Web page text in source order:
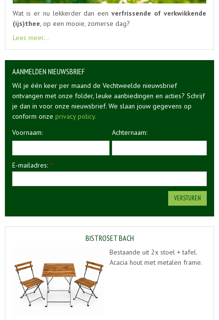
Wat is er nu lekkerder dan eenverfrissende of verkwikkende
(ijs)thee, op een mooie, zomerse dag?
Lees meer...
AANMELDEN NIEUWSBRIEF
Wil je één keer per maand de Vechtweelde nieuwsbrief
ontvangen met onze folder, leuke aanbiedingen en acties? Schrijf
je dan in voor onze nieuwsbrief. We slaan jouw gegevens op
conform onze privacy policy.
Voornaam:
Achternaam:
E-mailadres: *
BISTROSET BACH
Bestaande uit 2x stoel + tafel.
Acacia hout met metalen frame.